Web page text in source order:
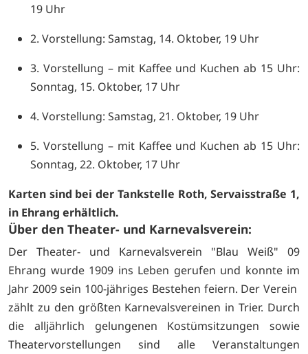
19 Uhr
2. Vorstellung: Samstag, 14. Oktober, 19 Uhr
3. Vorstellung – mit Kaffee und Kuchen ab 15 Uhr:
Sonntag, 15. Oktober, 17 Uhr
4. Vorstellung: Samstag, 21. Oktober, 19 Uhr
5. Vorstellung – mit Kaffee und Kuchen ab 15 Uhr:
Sonntag, 22. Oktober, 17 Uhr
Karten sind bei der Tankstelle Roth, Servaisstraße 1,
in Ehrang erhältlich.
Über den Theater- und Karnevalsverein:
Der Theater- und Karnevalsverein "Blau Weiß" 09
Ehrang wurde 1909 ins Leben gerufen und konnte im
Jahr 2009 sein 100-jähriges Bestehen feiern. Der Verein
zählt zu den größten Karnevalsvereinen in Trier. Durch
die alljährlich gelungenen Kostümsitzungen sowie
Theatervorstellungen sind alle Veranstaltungen